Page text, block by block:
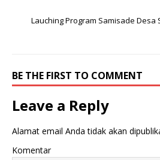
Lauching Program Samisade Desa
BE THE FIRST TO COMMENT
Leave a Reply
Alamat email Anda tidak akan
Komentar